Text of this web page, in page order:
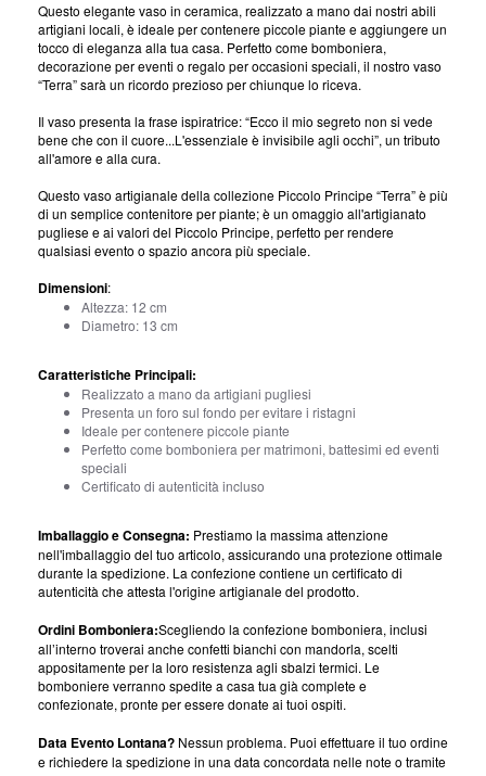
Questo elegante vaso in ceramica, realizzato a mano dai nostri abili
artigiani locali, è ideale per contenere piccole piante e aggiungere un
tocco di eleganza alla tua casa. Perfetto come bomboniera,
decorazione per eventi o regalo per occasioni speciali, il nostro vaso
“Terra” sarà un ricordo prezioso per chiunque lo riceva.
Il vaso presenta la frase ispiratrice: “Ecco il mio segreto non si vede
bene che con il cuore...L'essenziale è invisibile agli occhi”, un tributo
all'amore e alla cura.
Questo vaso artigianale della collezione Piccolo Principe “Terra” è più
di un semplice contenitore per piante; è un omaggio all'artigianato
pugliese e ai valori del Piccolo Principe, perfetto per rendere
qualsiasi evento o spazio ancora più speciale.
Dimensioni:
Altezza: 12 cm
Diametro: 13 cm
Caratteristiche Principali:
Realizzato a mano da artigiani pugliesi
Presenta un foro sul fondo per evitare i ristagni
Ideale per contenere piccole piante
Perfetto come bomboniera per matrimoni, battesimi ed eventi
speciali
Certificato di autenticità incluso
Imballaggio e Consegna: Prestiamo la massima attenzione
nell'imballaggio del tuo articolo, assicurando una protezione ottimale
durante la spedizione. La confezione contiene un certificato di
autenticità che attesta l'origine artigianale del prodotto.
Ordini Bomboniera:Scegliendo la confezione bomboniera, inclusi
all’interno troverai anche confetti bianchi con mandorla, scelti
appositamente per la loro resistenza agli sbalzi termici. Le
bomboniere verranno spedite a casa tua già complete e
confezionate, pronte per essere donate ai tuoi ospiti.
Data Evento Lontana? Nessun problema. Puoi effettuare il tuo ordine
e richiedere la spedizione in una data concordata nelle note o tramite